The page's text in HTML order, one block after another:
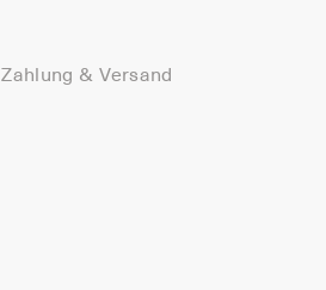
Zahlung & Versand